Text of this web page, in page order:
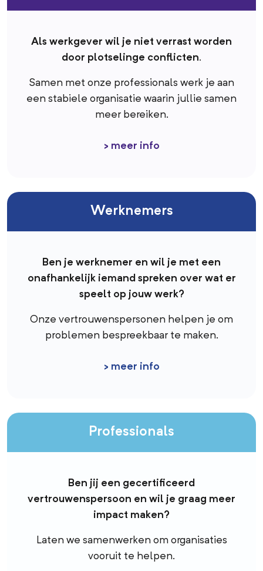
Als werkgever wil je niet verrast worden
door plotselinge conflicten.
Samen met onze professionals werk je aan
een stabiele organisatie waarin jullie samen
meer bereiken.
> meer info
Werknemers
Ben je werknemer en wil je met een
onafhankelijk iemand spreken over wat er
speelt op jouw werk?
Onze vertrouwenspersonen helpen je om
problemen bespreekbaar te maken.
> meer info
Professionals
Ben jij een gecertificeerd
vertrouwenspersoon en wil je graag meer
impact maken?
Laten we samenwerken om organisaties
vooruit te helpen.